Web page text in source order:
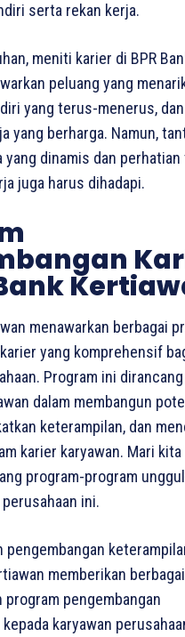
serta rekan kerja.
meniti karier di BPR
peluang yang
yang terus-menerus, dan
yang berharga. Namun,
yang dinamis dan
juga harus dihadapi.
menawarkan berbagai
yang komprehensif
Program ini
dalam membangun
keterampilan, dan
karier karyawan. Mari
program-program
ini.
pengembangan
memberikan berbagai
program pengembangan
karyawan